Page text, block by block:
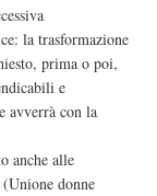
la trasformazione
prima o poi,
e
avverrà con la
anche alle
donne